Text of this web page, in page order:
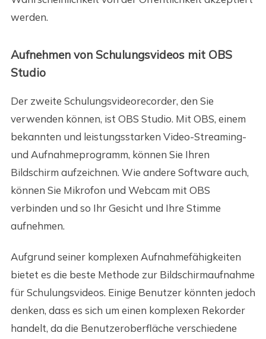
werden.
Aufnehmen von Schulungsvideos mit OBS
Studio
Der zweite Schulungsvideorecorder, den Sie
verwenden können, ist OBS Studio. Mit OBS, einem
bekannten und leistungsstarken Video-Streaming-
und Aufnahmeprogramm, können Sie Ihren
Bildschirm aufzeichnen. Wie andere Software auch,
können Sie Mikrofon und Webcam mit OBS
verbinden und so Ihr Gesicht und Ihre Stimme
aufnehmen.
Aufgrund seiner komplexen Aufnahmefähigkeiten
bietet es die beste Methode zur Bildschirmaufnahme
für Schulungsvideos. Einige Benutzer könnten jedoch
denken, dass es sich um einen komplexen Rekorder
handelt, da die Benutzeroberfläche verschiedene